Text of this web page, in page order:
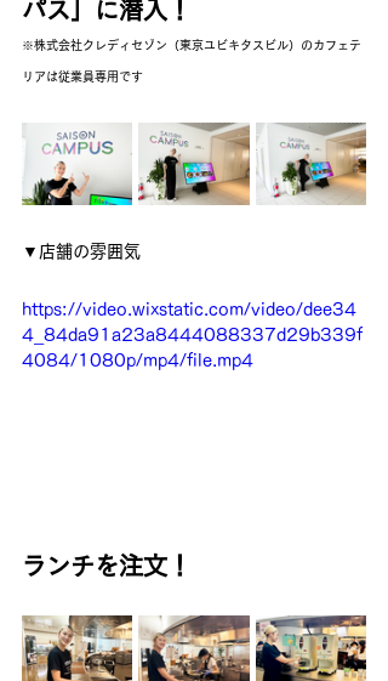
パス」に潜入！
※株式会社クレディセゾン（東京ユビキタスビル）のカフェテ
リアは従業員専用です
▼店舗の雰囲気
https://video.wixstatic.com/video/dee34
4_84da91a23a8444088337d29b339f
4084/1080p/mp4/file.mp4
ランチを注文！